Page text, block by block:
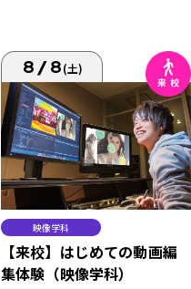
8/8(土)
映像学科
【来校】はじめての動画編
集体験（映像学科）